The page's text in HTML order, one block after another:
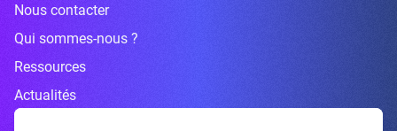
Nous contacter
Qui sommes-nous ?
Ressources
Actualités